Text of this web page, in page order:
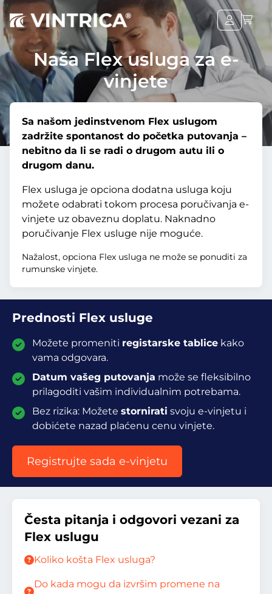
Naša Flex usluga za e-
vinjete
Sa našom jedinstvenom Flex uslugom
zadržite spontanost do početka putovanja –
nebitno da li se radi o drugom autu ili o
drugom danu.
Flex usluga je opciona dodatna usluga koju
možete odabrati tokom procesa poručivanja e-
vinjete uz obaveznu doplatu. Naknadno
poručivanje Flex usluge nije moguće.
Nažalost, opciona Flex usluga ne može se ponuditi za
rumunske vinjete.
Prednosti Flex usluge
Možete promeniti registarske tablicekako
vama odgovara.
Datum vašeg putovanja može se fleksibilno
prilagoditi vašim individualnim potrebama.
Bez rizika: Možete stornirati svoju e-vinjetu i
dobićete nazad plaćenu cenu vinjete.
Registrujte sada e-vinjetu
Česta pitanja i odgovori vezani za
Flex uslugu
Koliko košta Flex usluga?
Do kada mogu da izvršim promene na